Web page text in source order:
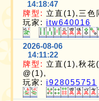
14:18:47
牌型: 立直(1),三色
玩家: itw640016
2026-08-06
14:11:22
牌型: 立直(1),秋花
@(1),
玩家: i928055751